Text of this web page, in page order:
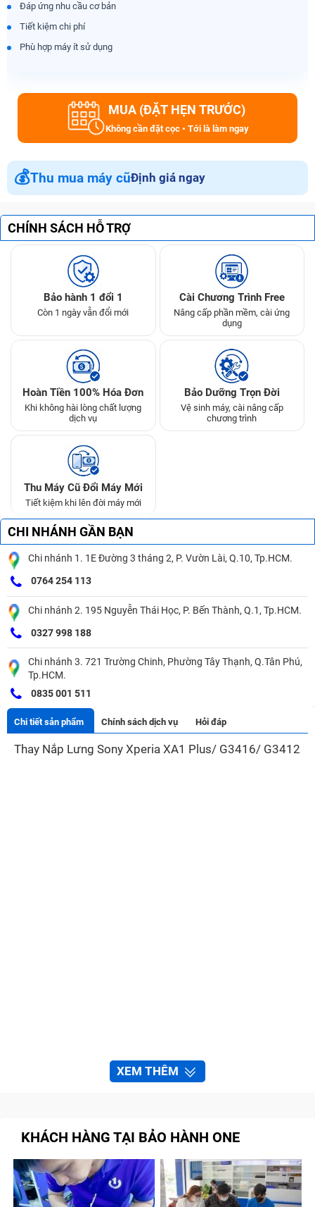
Đáp ứng nhu cầu cơ bản
Tiết kiệm chi phí
Phù hợp máy ít sử dụng
MUA (ĐẶT HẸN TRƯỚC)
Không cần đặt cọc • Tới là làm ngay
💰Thu mua máy cũĐịnh giá ngay
CHÍNH SÁCH HỖ TRỢ
Bảo hành 1 đổi 1
Còn 1 ngày vẫn đổi mới
Cài Chương Trình Free
Nâng cấp phần mềm, cài ứng
dụng
Hoàn Tiền 100% Hóa Đơn
Khi không hài lòng chất lượng
dịch vụ
Bảo Dưỡng Trọn Đời
Vệ sinh máy, cài nâng cấp
chương trình
Thu Máy Cũ Đổi Máy Mới
Tiết kiệm khi lên đời máy mới
CHI NHÁNH GẦN BẠN
Chi nhánh 1. 1E Đường 3 tháng 2, P. Vườn Lài, Q.10, Tp.HCM.
0764 254 113
Chi nhánh 2. 195 Nguyễn Thái Học, P. Bến Thành, Q.1, Tp.HCM.
0327 998 188
Chi nhánh 3. 721 Trường Chinh, Phường Tây Thạnh, Q.Tân Phú,
Tp.HCM.
0835 001 511
Chi tiết sản phẩm Chính sách dịch vụ Hỏi đáp
Thay Nắp Lưng Sony Xperia XA1 Plus/ G3416/ G3412
XEM THÊM
KHÁCH HÀNG TẠI BẢO HÀNH ONE